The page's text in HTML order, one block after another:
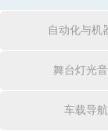
自动化与机
舞台灯光
车载导航